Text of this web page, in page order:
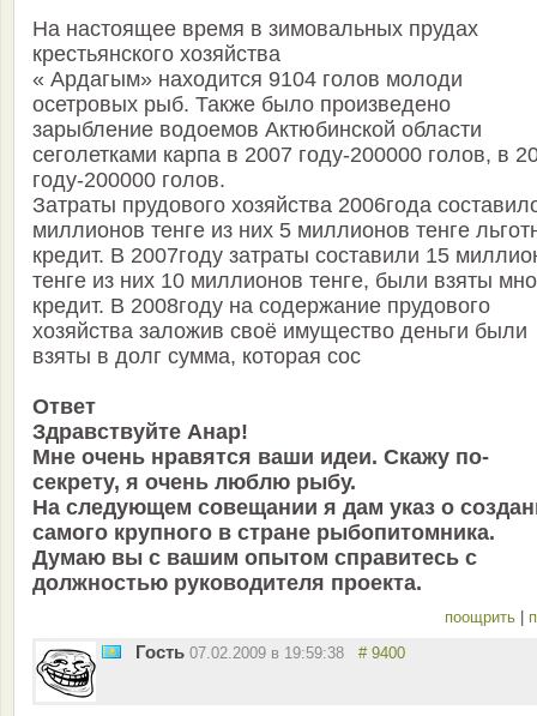
На настоящее время в зимовальных прудах
крестьянского хозяйства
« Ардагым» находится 9104 голов молоди
осетровых рыб. Также было произведено
зарыбление водоемов Актюбинской области
сеголетками карпа в 2007 году-200000 голов, в
году-200000 голов.
Затраты прудового хозяйства 2006года
миллионов тенге из них 5 миллионов тенге
кредит. В 2007году затраты составили 15
тенге из них 10 миллионов тенге, были взяты
кредит. В 2008году на содержание прудового
хозяйства заложив своё имущество деньги были
взяты в долг сумма, которая сос
Ответ
Здравствуйте Анар!
Мне очень нравятся ваши идеи. Скажу по-
секрету, я очень люблю рыбу.
На следующем совещании я дам указ о
самого крупного в стране рыбопитомника.
Думаю вы с вашим опытом справитесь с
должностью руководителя проекта.
поощрить
Гость 07.02.2009 в 19:59:38 # 9400